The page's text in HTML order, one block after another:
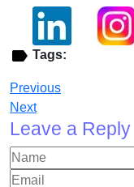
Tags:
Previous
Next
Leave a Reply